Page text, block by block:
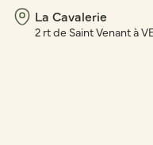
La Cavalerie
2 rt de Saint Venant à